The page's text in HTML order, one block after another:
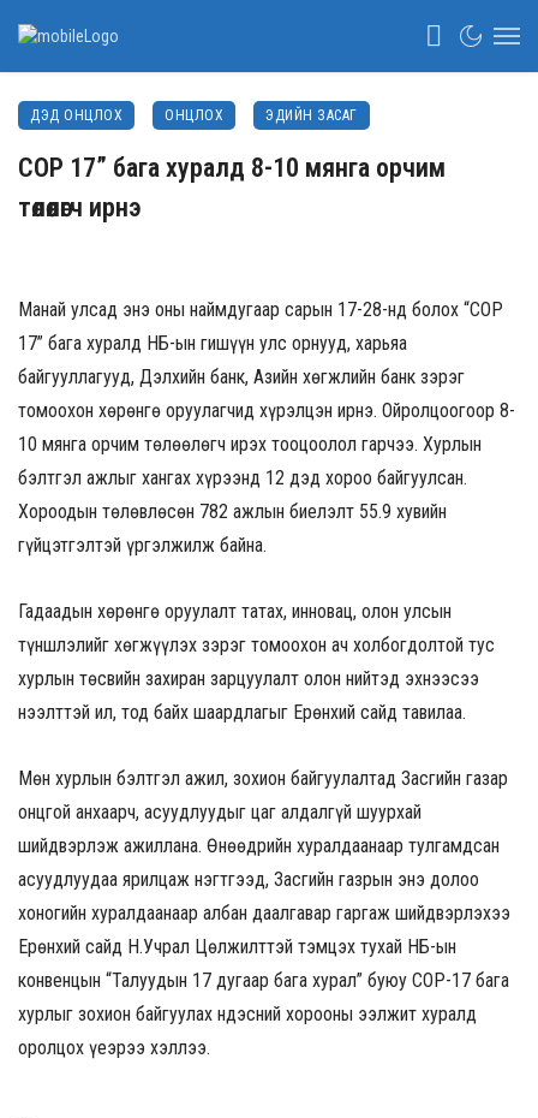
ДЭД ОНЦЛОХ ОНЦЛОХ ЭДИЙН ЗАСАГ
COP 17” бага хуралд 8-10 мянга орчим
төлөөлөгч ирнэ
Манай улсад энэ оны наймдугаар сарын 17-28-нд болох “COP
17” бага хуралд НҮБ-ын гишүүн улс орнууд, харьяа
байгууллагууд, Дэлхийн банк, Азийн хөгжлийн банк зэрэг
томоохон хөрөнгө оруулагчид хүрэлцэн ирнэ. Ойролцоогоор 8-
10 мянга орчим төлөөлөгч ирэх тооцоолол гарчээ. Хурлын
бэлтгэл ажлыг хангах хүрээнд 12 дэд хороо байгуулсан.
Хороодын төлөвлөсөн 782 ажлын биелэлт 55.9 хувийн
гүйцэтгэлтэй үргэлжилж байна.
Гадаадын хөрөнгө оруулалт татах, инновац, олон улсын
түншлэлийг хөгжүүлэх зэрэг томоохон ач холбогдолтой тус
хурлын төсвийн захиран зарцуулалт олон нийтэд эхнээсээ
нээлттэй ил, тод байх шаардлагыг Ерөнхий сайд тавилаа.
Мөн хурлын бэлтгэл ажил, зохион байгуулалтад Засгийн газар
онцгой анхаарч, асуудлуудыг цаг алдалгүй шуурхай
шийдвэрлэж ажиллана. Өнөөдрийн хуралдаанаар тулгамдсан
асуудлуудаа ярилцаж нэгтгээд, Засгийн газрын энэ долоо
хоногийн хуралдаанаар албан даалгавар гаргаж шийдвэрлэхээ
Ерөнхий сайд Н.Учрал Цөлжилттэй тэмцэх тухай НҮБ-ын
конвенцын “Талуудын 17 дугаар бага хурал” буюу СOP-17 бага
хурлыг зохион байгуулах Үндэсний хорооны ээлжит хуралд
оролцох үеэрээ хэллээ.